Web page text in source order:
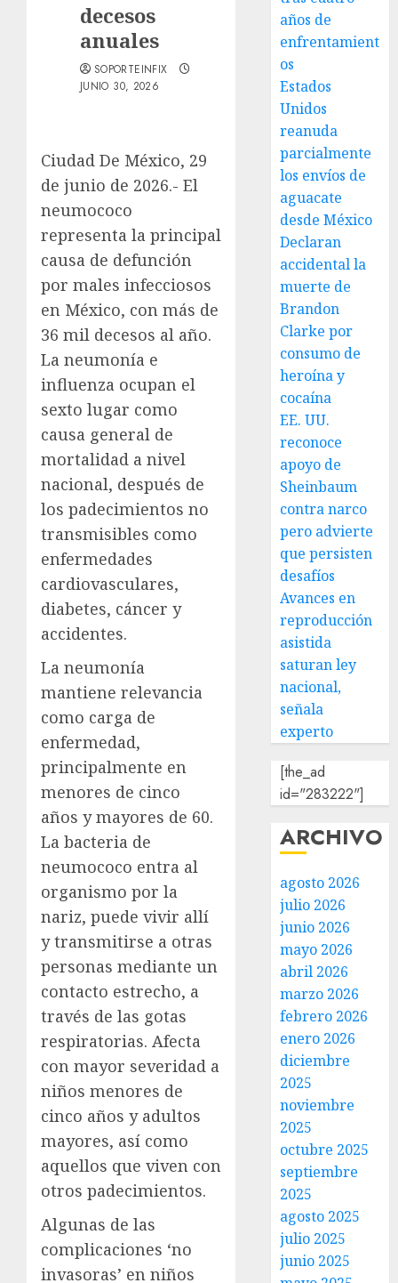
decesos
anuales
SOPORTEINFIX
JUNIO 30, 2026
Ciudad De México, 29
de junio de 2026.- El
neumococo
representa la principal
causa de defunción
por males infecciosos
en México, con más de
36 mil decesos al año.
La neumonía e
influenza ocupan el
sexto lugar como
causa general de
mortalidad a nivel
nacional, después de
los padecimientos no
transmisibles como
enfermedades
cardiovasculares,
diabetes, cáncer y
accidentes.
La neumonía
mantiene relevancia
como carga de
enfermedad,
principalmente en
menores de cinco
años y mayores de 60.
La bacteria de
neumococo entra al
organismo por la
nariz, puede vivir allí
y transmitirse a otras
personas mediante un
contacto estrecho, a
través de las gotas
respiratorias. Afecta
con mayor severidad a
niños menores de
cinco años y adultos
mayores, así como
aquellos que viven con
otros padecimientos.
Algunas de las
complicaciones ‘no
invasoras’ en niños
años de
enfrentamient
os
Estados
Unidos
reanuda
parcialmente
los envíos de
aguacate
desde México
Declaran
accidental la
muerte de
Brandon
Clarke por
consumo de
heroína y
cocaína
EE. UU.
reconoce
apoyo de
Sheinbaum
contra narco
pero advierte
que persisten
desafíos
Avances en
reproducción
asistida
saturan ley
nacional,
señala
experto
[the_ad
id="283222"]
ARCHIVO
agosto 2026
julio 2026
junio 2026
mayo 2026
abril 2026
marzo 2026
febrero 2026
enero 2026
diciembre
2025
noviembre
2025
octubre 2025
septiembre
2025
agosto 2025
julio 2025
junio 2025